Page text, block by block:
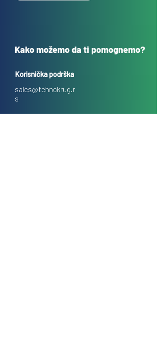
Kako možemo da ti pomognemo?
Korisnička podrška
sales@tehnokrug.r
s